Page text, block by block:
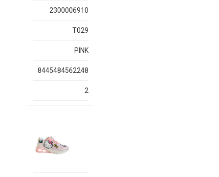
2300006910
T029
PINK
8445484562248
2